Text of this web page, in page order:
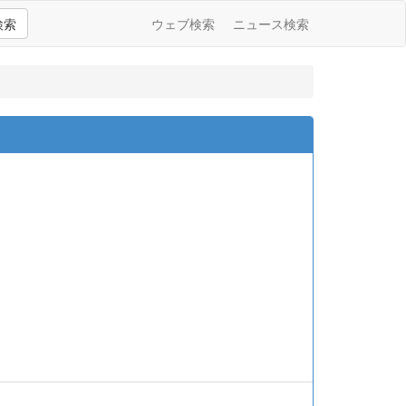
索 ウェブ検索 ニュース検索